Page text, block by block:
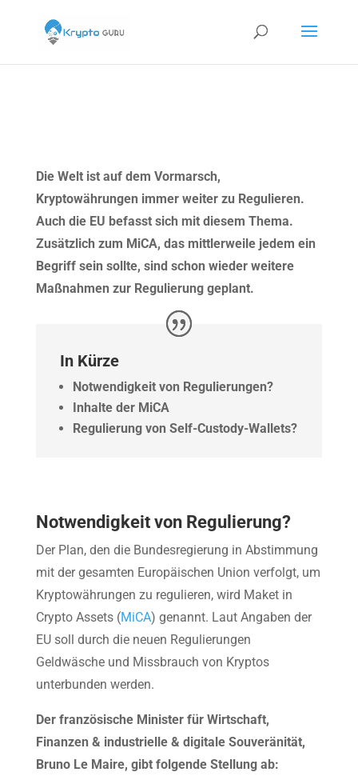
Die Welt ist auf dem Vormarsch,
Kryptowährungen immer weiter zu Regulieren.
Auch die EU befasst sich mit diesem Thema.
Zusätzlich zum MiCA, das mittlerweile jedem ein
Begriff sein sollte, sind schon wieder weitere
Maßnahmen zur Regulierung geplant.
In Kürze
Notwendigkeit von Regulierungen?
Inhalte der MiCA
Regulierung von Self-Custody-Wallets?
Notwendigkeit von Regulierung?
Der Plan, den die Bundesregierung in Abstimmung
mit der gesamten Europäischen Union verfolgt, um
Kryptowährungen zu regulieren, wird Maket in
Crypto Assets (MiCA) genannt. Laut Angaben der
EU soll durch die neuen Regulierungen
Geldwäsche und Missbrauch von Kryptos
unterbunden werden.
Der französische Minister für Wirtschaft,
Finanzen & industrielle & digitale Souveränität,
Bruno Le Maire, gibt folgende Stellung ab: